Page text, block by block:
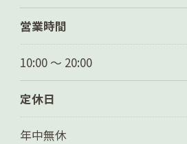
営業時間
10:00 ～ 20:00
定休日
年中無休